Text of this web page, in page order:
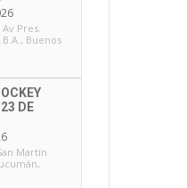
Av Pres.
Buenos
DE
Martín